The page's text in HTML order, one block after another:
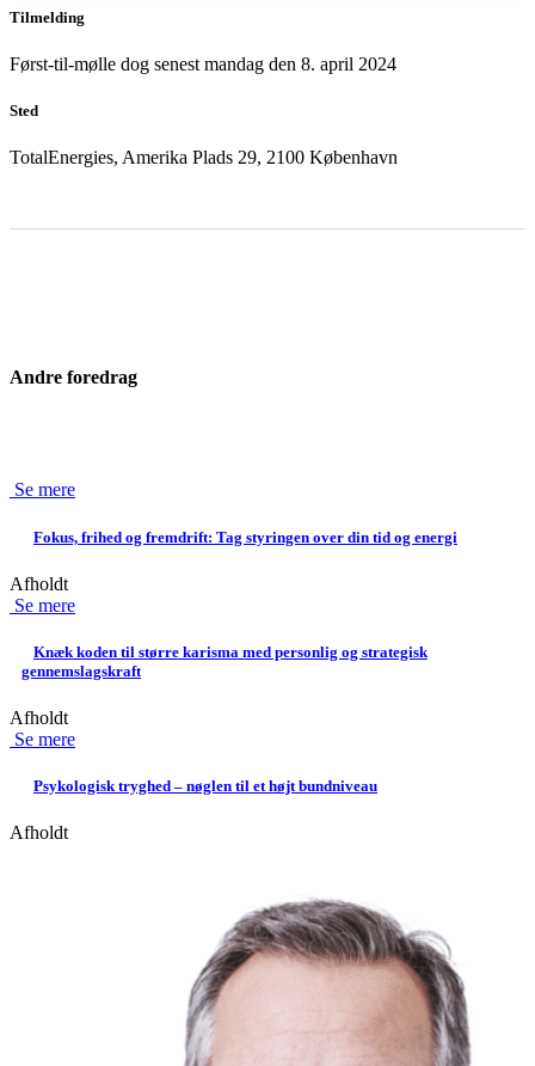
Tilmelding
Først-til-mølle dog senest mandag den 8. april 2024
Sted
TotalEnergies, Amerika Plads 29, 2100 København
Andre foredrag
Se mere
Fokus, frihed og fremdrift: Tag styringen over din tid og energi
Afholdt
Se mere
Knæk koden til større karisma med personlig og strategisk
gennemslagskraft
Afholdt
Se mere
Psykologisk tryghed – nøglen til et højt bundniveau
Afholdt